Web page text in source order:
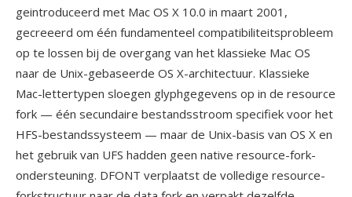
geintroduceerd met Mac OS X 10.0 in maart 2001,
gecreeerd om één fundamenteel compatibiliteitsprobleem
op te lossen bij de overgang van het klassieke Mac OS
naar de Unix-gebaseerde OS X-architectuur. Klassieke
Mac-lettertypen sloegen glyphgegevens op in de resource
fork — één secundaire bestandsstroom specifiek voor het
HFS-bestandssysteem — maar de Unix-basis van OS X en
het gebruik van UFS hadden geen native resource-fork-
ondersteuning. DFONT verplaatst de volledige resource-